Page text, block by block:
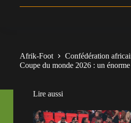
Afrik-Foot
Confédération
Coupe du monde 2026 : un
Lire aussi